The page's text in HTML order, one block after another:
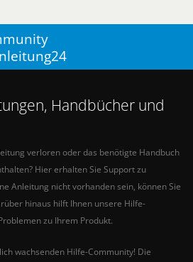
Handbücher und
verloren oder das benötigte Handbuch
Hier erhalten Sie Support zu
Anleitung nicht vorhanden sein, können Sie
hinaus hilft Ihnen unsere Hilfe-
zu Ihrem Produkt.
wachsenden Hilfe-Community! Die